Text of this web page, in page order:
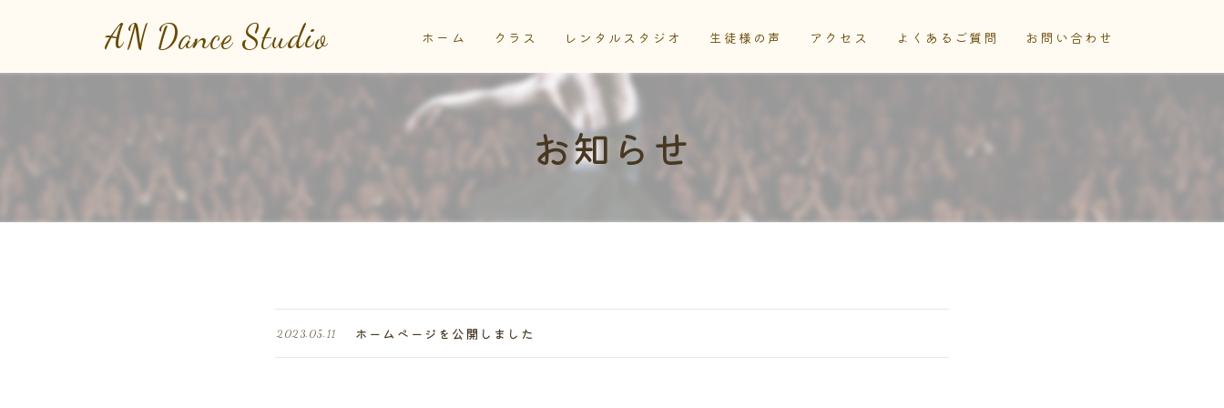
AN Dance Studio ホーム クラス
花組
レンタルスタジオ 生徒様の声 アクセス よくあるご質問 お問い合わせ
お知らせ
ホームページを公開しました
2023.05.11